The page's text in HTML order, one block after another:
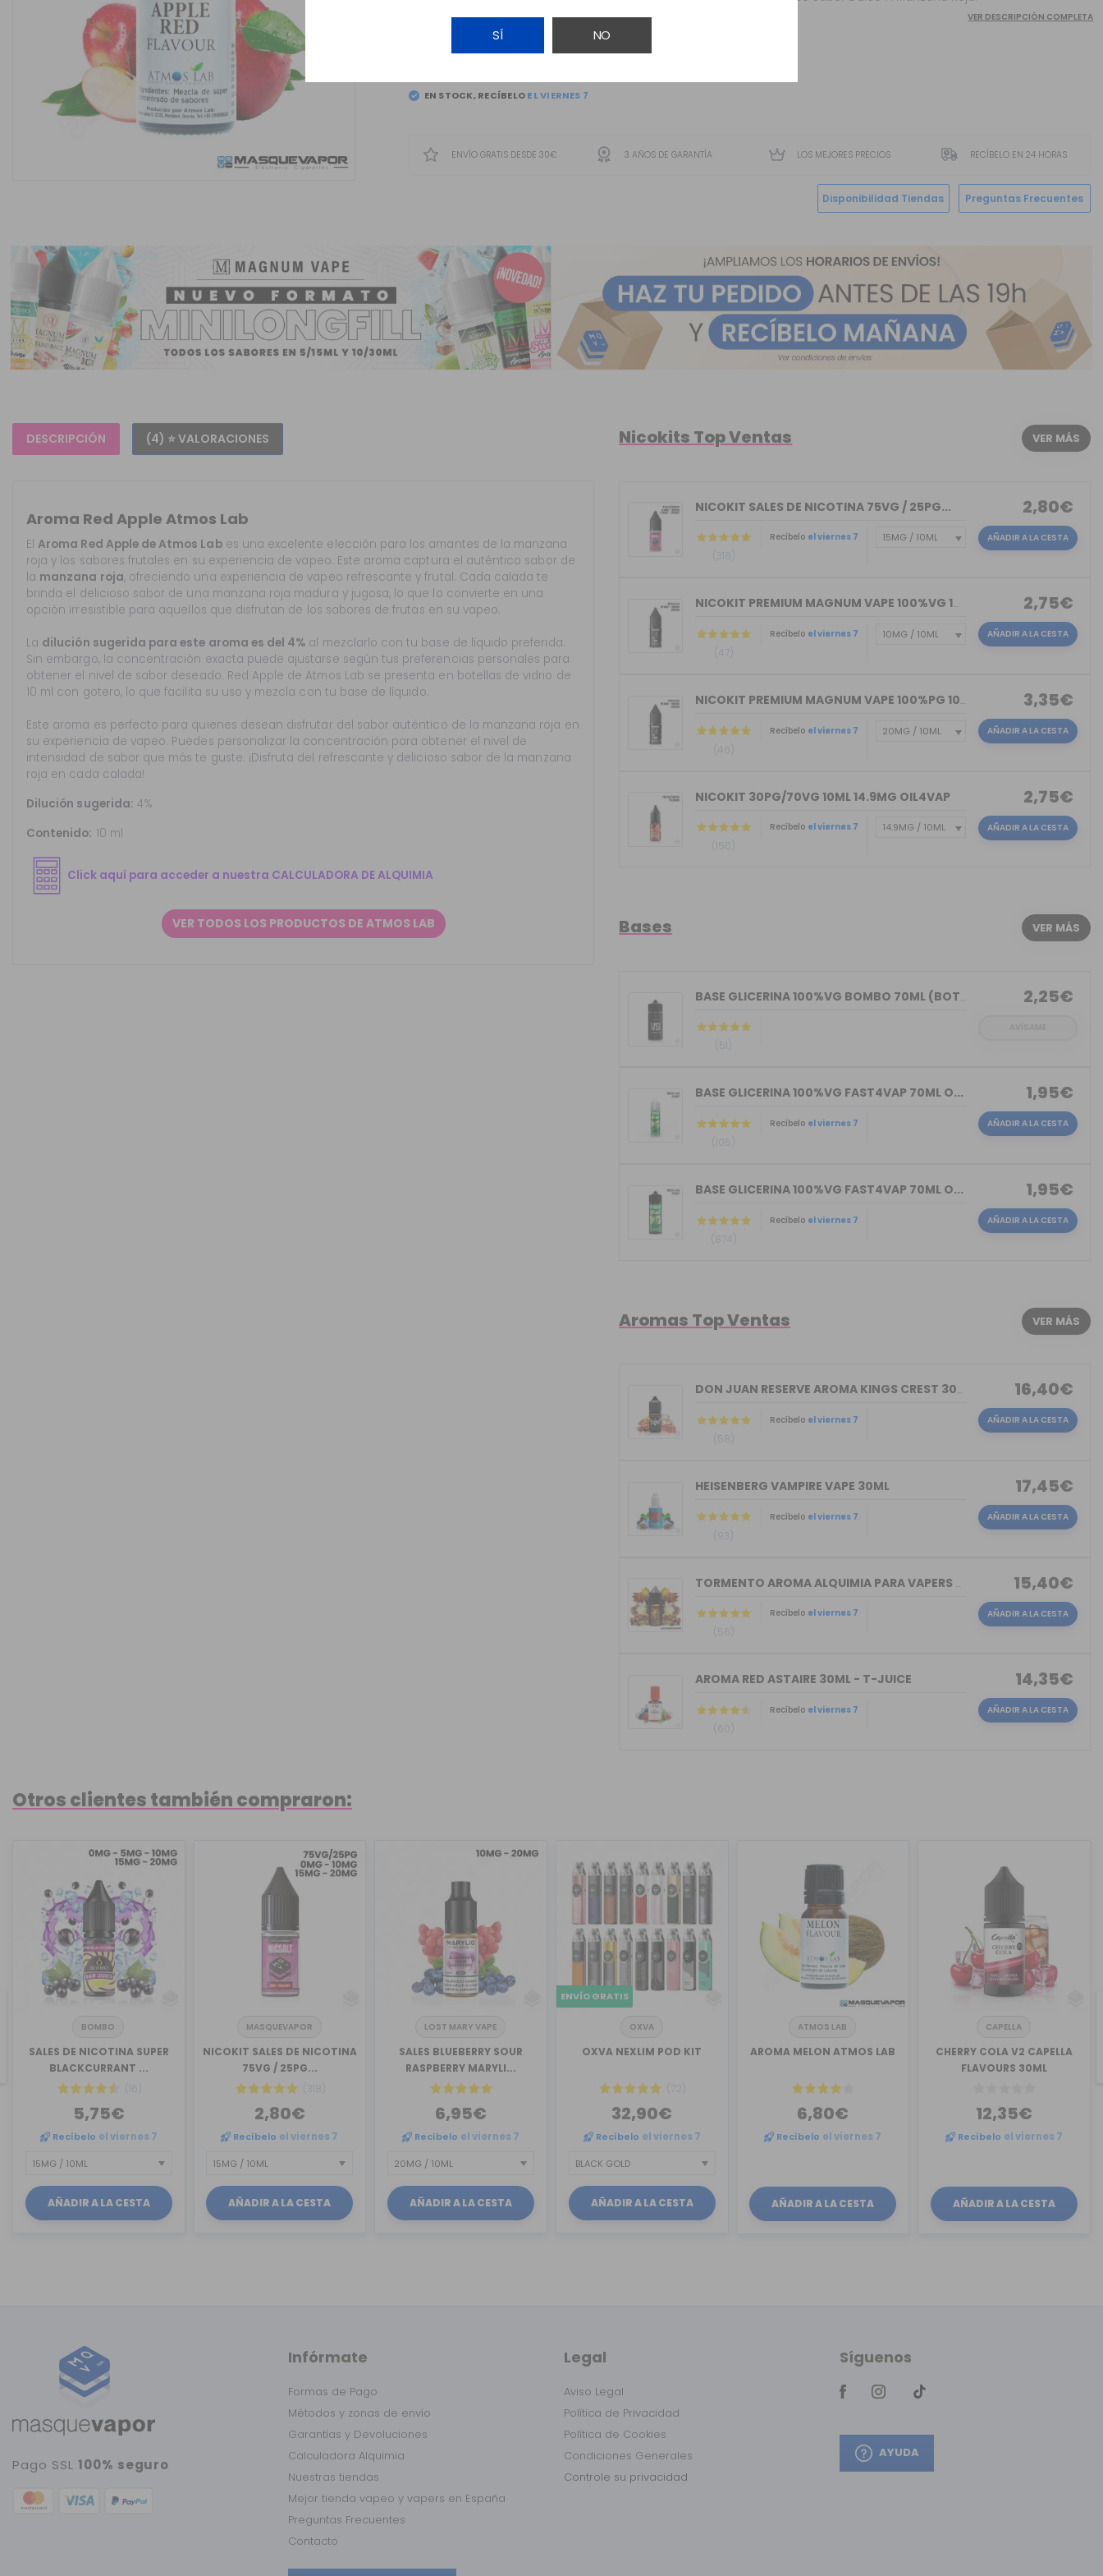
SÍ NO
EN STOCK, RECÍBELO
VER DESCRIPCIÓN COMPLETA
ENVÍO GRATIS DESDE 30€ 3 AÑOS DE GARANTÍA LOS MEJORES PRECIOS RECÍBELO EN 24 HORAS
Disponibilidad Tiendas Preguntas Frecuentes
DESCRIPCIÓN (4) ⭐ VALORACIONES
Aroma Red Apple Atmos Lab
ElAroma Red Apple de Atmos Labes una excelente elección para los amantes de la manzana
roja y los sabores frutales en su experiencia de vapeo. Este aroma captura el auténtico sabor de
la manzana roja, ofreciendo una experiencia de vapeo refrescante y frutal. Cada calada te
brinda el delicioso sabor de una manzana roja madura y jugosa, lo que lo convierte en una
opción irresistible para aquellos que disfrutan de los sabores de frutas en su vapeo.
La dilución sugerida para este aroma es del 4% al mezclarlo con tu base de líquido preferida.
Sin embargo, la concentración exacta puede ajustarse según tus preferencias personales para
obtener el nivel de sabor deseado. Red Apple de Atmos Lab se presenta en botellas de vidrio de
10 ml con gotero, lo que facilita su uso y mezcla con tu base de líquido.
Este aroma es perfecto para quienes desean disfrutar del sabor auténtico de la manzana roja en
su experiencia de vapeo. Puedes personalizar la concentración para obtener el nivel de
intensidad de sabor que más te guste. ¡Disfruta del refrescante y delicioso sabor de la manzana
roja en cada calada!
Dilución sugerida: 4%
Contenido: 10 ml
Click aquí para acceder a nuestra CALCULADORA DE ALQUIMIA
VER TODOS LOS PRODUCTOS DE ATMOS LAB
Nicokits Top Ventas VER MÁS
NICOKIT SALES DE NICOTINA 75VG / 25PG...
(318)
Recíbelo el viernes 7
2,80€
AÑADIR A LA CESTA
NICOKIT PREMIUM MAGNUM VAPE 100%VG 10ML
(47)
Recíbelo el viernes 7
2,75€
AÑADIR A LA CESTA
NICOKIT PREMIUM MAGNUM VAPE 100%PG 10ML
(46)
Recíbelo el viernes 7
3,35€
AÑADIR A LA CESTA
NICOKIT 30PG/70VG 10ML 14.9MG OIL4VAP
(150)
Recíbelo el viernes 7
2,75€
AÑADIR A LA CESTA
Bases VER MÁS
BASE GLICERINA 100%VG BOMBO 70ML (BOT...
(51)
2,25€
BASE GLICERINA 100%VG FAST4VAP 70ML O...
(105)
Recíbelo el viernes 7
1,95€
AÑADIR A LA CESTA
BASE GLICERINA 100%VG FAST4VAP 70ML O...
(874)
Recíbelo el viernes 7
1,95€
AÑADIR A LA CESTA
Aromas Top Ventas VER MÁS
DON JUAN RESERVE AROMA KINGS CREST 30ML
(58)
Recíbelo el viernes 7
16,40€
AÑADIR A LA CESTA
HEISENBERG VAMPIRE VAPE 30ML
(93)
Recíbelo el viernes 7
17,45€
AÑADIR A LA CESTA
TORMENTO AROMA ALQUIMIA PARA VAPERS 30ML
(56)
Recíbelo el viernes 7
15,40€
AÑADIR A LA CESTA
AROMA RED ASTAIRE 30ML - T-JUICE
(60)
Recíbelo el viernes 7
14,35€
AÑADIR A LA CESTA
Otros clientes también compraron:
BOMBO
SALES DE NICOTINA SUPER
BLACKCURRANT ...
(16)
5,75€
Recíbelo el viernes 7
AÑADIR A LA CESTA
MASQUEVAPOR
NICOKIT SALES DE NICOTINA
75VG / 25PG...
(318)
2,80€
Recíbelo el viernes 7
AÑADIR A LA CESTA
LOST MARY VAPE
SALES BLUEBERRY SOUR
RASPBERRY MARYLI...
6,95€
Recíbelo el viernes 7
AÑADIR A LA CESTA
ENVÍO GRATIS
OXVA
OXVA NEXLIM POD KIT
(72)
32,90€
Recíbelo el viernes 7
AÑADIR A LA CESTA
ATMOS LAB
AROMA MELON ATMOS LAB
6,80€
Recíbelo el viernes 7
AÑADIR A LA CESTA
CAPELLA
CHERRY COLA V2 CAPELLA
FLAVOURS 30ML
12,35€
Recíbelo el viernes 7
AÑADIR A LA CESTA
Pago SSL 100% seguro
Infórmate
Formas de Pago
Métodos y zonas de envío
Garantías y Devoluciones
Calculadora Alquimia
Nuestras tiendas
Mejor tienda vapeo y vapers en España
Preguntas Frecuentes
Contacto
Legal
Aviso Legal
Política de Privacidad
Política de Cookies
Condiciones Generales
Controle su privacidad
Síguenos
AYUDA